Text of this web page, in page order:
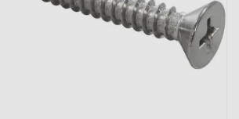
we geloven dat een
met onze klanten het